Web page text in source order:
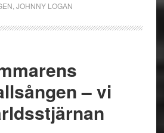
JOHNNY LOGAN
– vi